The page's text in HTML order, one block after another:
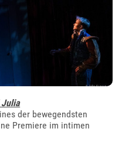
Julia
der bewegendsten
Premiere im intimen